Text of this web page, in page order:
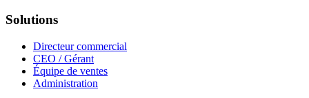
Solutions
Directeur commercial
CEO / Gérant
Équipe de ventes
Administration